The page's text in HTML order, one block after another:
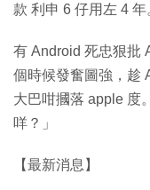
款 利申 6 仔用左 4 年
有 Android 死忠狠批
個時候發奮圖強，趁
大巴咁摑落 apple 度
咩？」
【最新消息】